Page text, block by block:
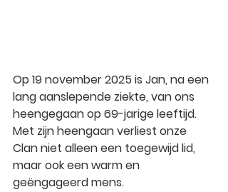
Op 19 november 2025 is Jan, na een
lang aanslepende ziekte, van ons
heengegaan op 69-jarige leeftijd.
Met zijn heengaan verliest onze
Clan niet alleen een toegewijd lid,
maar ook een warm en
geëngageerd mens.